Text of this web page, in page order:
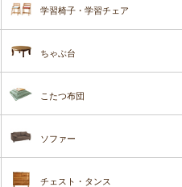
学習椅子・学習チェア
ちゃぶ台
こたつ布団
ソファー
チェスト・タンス